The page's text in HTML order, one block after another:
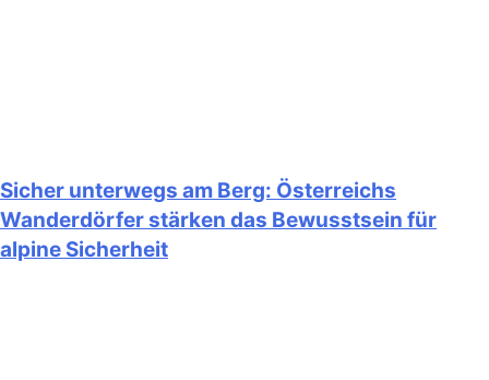
Sicher unterwegs am Berg: Österreichs
Wanderdörfer stärken das Bewusstsein für
alpine Sicherheit